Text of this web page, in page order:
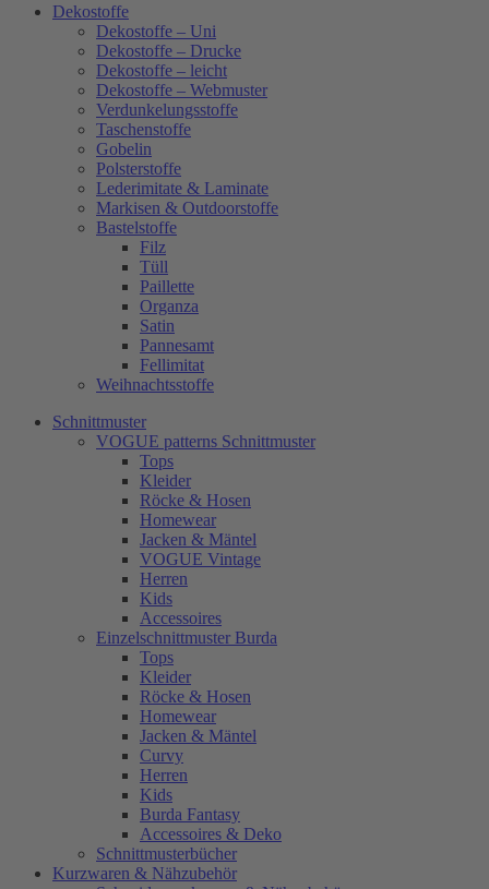
Dekostoffe
Dekostoffe – Uni
Dekostoffe – Drucke
Dekostoffe – leicht
Dekostoffe – Webmuster
Verdunkelungsstoffe
Taschenstoffe
Gobelin
Polsterstoffe
Lederimitate & Laminate
Markisen & Outdoorstoffe
Bastelstoffe
Filz
Tüll
Paillette
Organza
Satin
Pannesamt
Fellimitat
Weihnachtsstoffe
Schnittmuster
VOGUE patterns Schnittmuster
Tops
Kleider
Röcke & Hosen
Homewear
Jacken & Mäntel
VOGUE Vintage
Herren
Kids
Accessoires
Einzelschnittmuster Burda
Tops
Kleider
Röcke & Hosen
Homewear
Jacken & Mäntel
Curvy
Herren
Kids
Burda Fantasy
Accessoires & Deko
Schnittmusterbücher
Kurzwaren & Nähzubehör